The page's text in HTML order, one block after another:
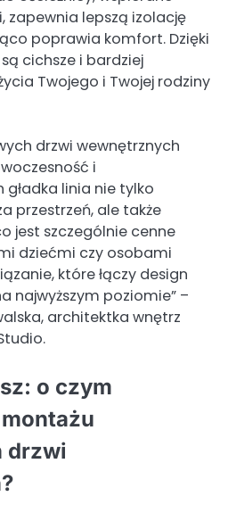
zapewnia lepszą izolację
poprawia komfort. Dzięki
cichsze i bardziej
Twojego i Twojej rodziny
drzwi wewnętrznych
i
gładka linia nie tylko
przestrzeń, ale także
jest szczególnie cenne
dziećmi czy osobami
które łączy design
najwyższym poziomie” –
architektka wnętrz
o czym
drzwi